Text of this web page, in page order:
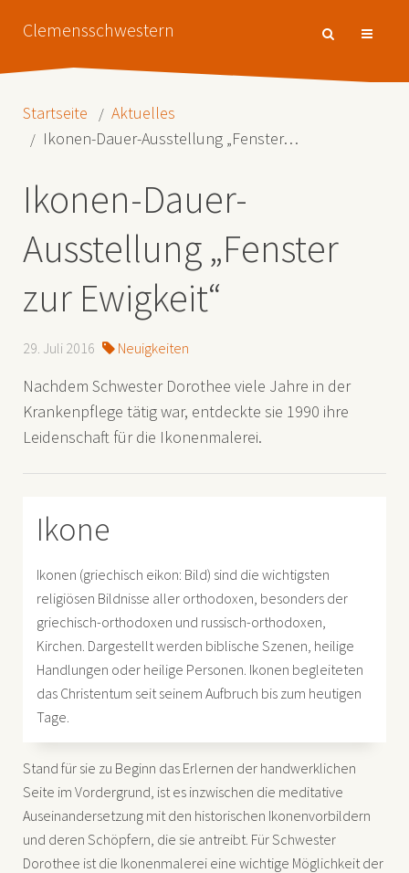
Clemensschwestern
Startseite
Aktuelles
Ikonen-Dauer-Ausstellung „Fenster…
Ikonen-Dauer-
Ausstellung „Fenster
zur Ewigkeit“
29. Juli 2016 Neuigkeiten
Nachdem Schwester Dorothee viele Jahre in der
Krankenpflege tätig war, entdeckte sie 1990 ihre
Leidenschaft für die Ikonenmalerei.
Ikone
Ikonen (griechisch eikon: Bild) sind die wichtigsten
religiösen Bildnisse aller orthodoxen, besonders der
griechisch-orthodoxen und russisch-orthodoxen,
Kirchen. Dargestellt werden biblische Szenen, heilige
Handlungen oder heilige Personen. Ikonen begleiteten
das Christentum seit seinem Aufbruch bis zum heutigen
Tage.
Stand für sie zu Beginn das Erlernen der handwerklichen
Seite im Vordergrund, ist es inzwischen die meditative
Auseinandersetzung mit den historischen Ikonenvorbildern
und deren Schöpfern, die sie antreibt. Für Schwester
Dorothee ist die Ikonenmalerei eine wichtige Möglichkeit der